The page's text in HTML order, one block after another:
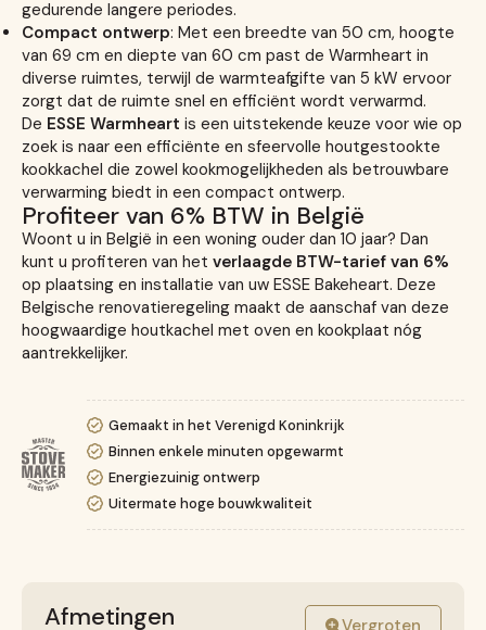
gedurende langere periodes.
Compact ontwerp: Met een breedte van 50 cm, hoogte
van 69 cm en diepte van 60 cm past de Warmheart in
diverse ruimtes, terwijl de warmteafgifte van 5 kW ervoor
zorgt dat de ruimte snel en efficiënt wordt verwarmd.
De ESSE Warmheart is een uitstekende keuze voor wie op
zoek is naar een efficiënte en sfeervolle houtgestookte
kookkachel die zowel kookmogelijkheden als betrouwbare
verwarming biedt in een compact ontwerp.
Profiteer van 6% BTW in België
Woont u in België in een woning ouder dan 10 jaar? Dan
kunt u profiteren van het verlaagde BTW-tarief van 6%
op plaatsing en installatie van uw ESSE Bakeheart. Deze
Belgische renovatieregeling maakt de aanschaf van deze
hoogwaardige houtkachel met oven en kookplaat nóg
aantrekkelijker.
Gemaakt in het Verenigd Koninkrijk
Binnen enkele minuten opgewarmt
Energiezuinig ontwerp
Uitermate hoge bouwkwaliteit
Afmetingen